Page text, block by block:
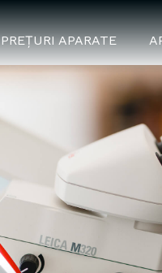
PREȚURI APARATE